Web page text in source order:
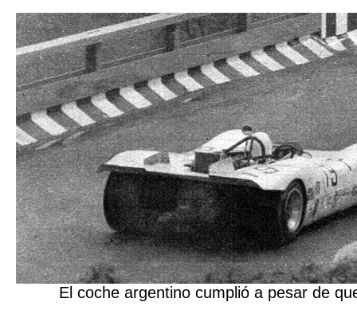
El coche argentino cumplió a pesar de